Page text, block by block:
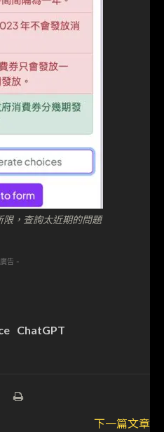
限，查詢太近期的問題
告 -
ChatGPT
下一篇文章